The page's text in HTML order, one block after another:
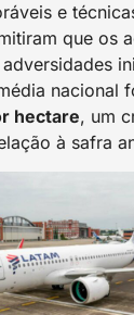
e
que os
nacional
hectare, um
à safra